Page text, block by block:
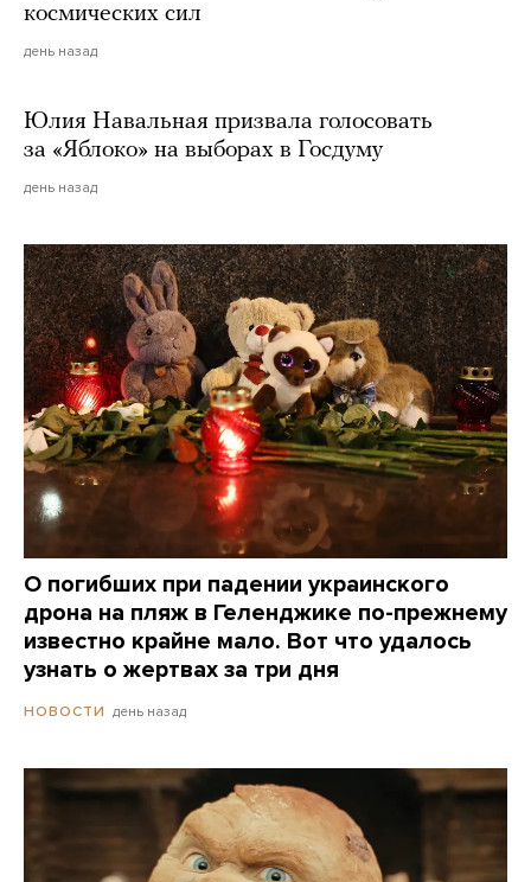
космических сил
день назад
Юлия Навальная призвала голосовать
за «Яблоко» на выборах в Госдуму
день назад
О погибших при падении украинского
дрона на пляж в Геленджике по-прежнему
известно крайне мало. Вот что удалось
узнать о жертвах за три дня
НОВОСТИ день назад